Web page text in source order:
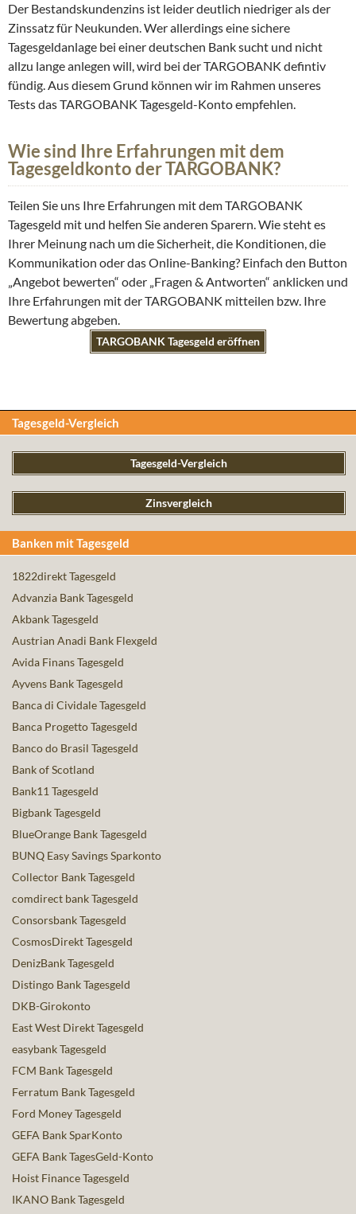
Der Bestandskundenzins ist leider deutlich niedriger als der
Zinssatz für Neukunden. Wer allerdings eine sichere
Tagesgeldanlage bei einer deutschen Bank sucht und nicht
allzu lange anlegen will, wird bei der TARGOBANK defintiv
fündig. Aus diesem Grund können wir im Rahmen unseres
Tests das TARGOBANK Tagesgeld-Konto empfehlen.
Wie sind Ihre Erfahrungen mit dem
Tagesgeldkonto der TARGOBANK?
Teilen Sie uns Ihre Erfahrungen mit dem TARGOBANK
Tagesgeld mit und helfen Sie anderen Sparern. Wie steht es
Ihrer Meinung nach um die Sicherheit, die Konditionen, die
Kommunikation oder das Online-Banking? Einfach den Button
„Angebot bewerten“ oder „Fragen & Antworten“ anklicken und
Ihre Erfahrungen mit der TARGOBANK mitteilen bzw. Ihre
Bewertung abgeben.
TARGOBANK Tagesgeld eröffnen
Tagesgeld-Vergleich
Tagesgeld-Vergleich
Zinsvergleich
Banken mit Tagesgeld
1822direkt Tagesgeld
Advanzia Bank Tagesgeld
Akbank Tagesgeld
Austrian Anadi Bank Flexgeld
Avida Finans Tagesgeld
Ayvens Bank Tagesgeld
Banca di Cividale Tagesgeld
Banca Progetto Tagesgeld
Banco do Brasil Tagesgeld
Bank of Scotland
Bank11 Tagesgeld
Bigbank Tagesgeld
BlueOrange Bank Tagesgeld
BUNQ Easy Savings Sparkonto
Collector Bank Tagesgeld
comdirect bank Tagesgeld
Consorsbank Tagesgeld
CosmosDirekt Tagesgeld
DenizBank Tagesgeld
Distingo Bank Tagesgeld
DKB-Girokonto
East West Direkt Tagesgeld
easybank Tagesgeld
FCM Bank Tagesgeld
Ferratum Bank Tagesgeld
Ford Money Tagesgeld
GEFA Bank SparKonto
GEFA Bank TagesGeld-Konto
Hoist Finance Tagesgeld
IKANO Bank Tagesgeld